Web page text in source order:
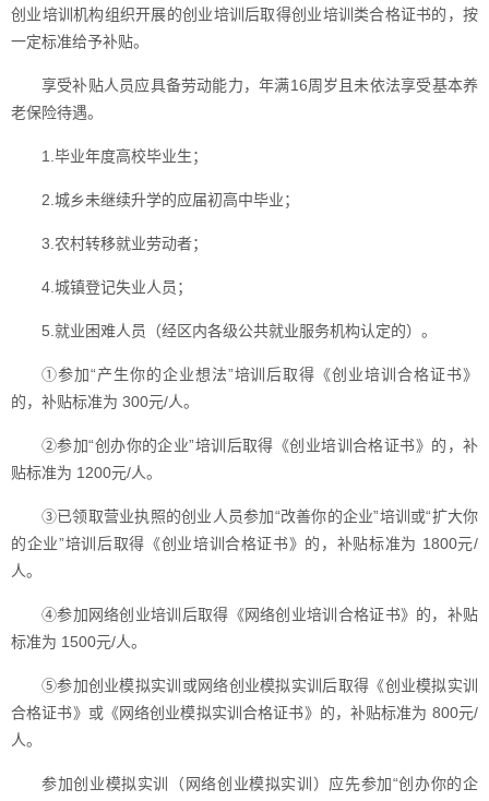
创业培训机构组织开展的创业培训后取得创业培训类合格证书的，按
一定标准给予补贴。
享受补贴人员应具备劳动能力，年满16周岁且未依法享受基本养
老保险待遇。
1.毕业年度高校毕业生；
2.城乡未继续升学的应届初高中毕业；
3.农村转移就业劳动者；
4.城镇登记失业人员；
5.就业困难人员（经区内各级公共就业服务机构认定的）。
①参加“产生你的企业想法”培训后取得《创业培训合格证书》
的，补贴标准为 300元/人。
②参加“创办你的企业”培训后取得《创业培训合格证书》的，补
贴标准为 1200元/人。
③已领取营业执照的创业人员参加“改善你的企业”培训或“扩大你
的企业”培训后取得《创业培训合格证书》的，补贴标准为 1800元/
人。
④参加网络创业培训后取得《网络创业培训合格证书》的，补贴
标准为 1500元/人。
⑤参加创业模拟实训或网络创业模拟实训后取得《创业模拟实训
合格证书》或《网络创业模拟实训合格证书》的，补贴标准为 800元/
人。
参加创业模拟实训（网络创业模拟实训）应先参加“创办你的企